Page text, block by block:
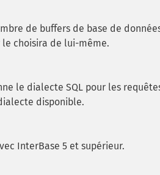
de buffers de base de
le choisira de lui-même.
le dialecte SQL pour les
disponible.
InterBase 5 et supérieur.